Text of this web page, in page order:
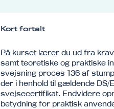
Kort fortalt
På kurset lærer du ud fra
samt teoretiske og praktiske
svejsning proces 136 af
der i henhold til gældende DS/
svejsecertifikat. Endvidere
betydning for praktisk